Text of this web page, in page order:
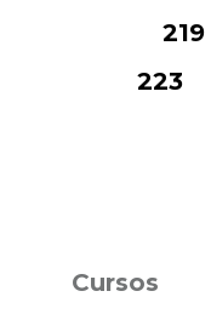
219
223
Cursos